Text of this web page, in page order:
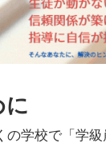
に
の学校で「学